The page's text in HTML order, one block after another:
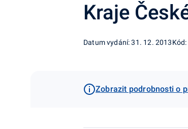
Kraje
Datum vydání: 31. 12. 2013
Zobrazit podrobnosti o